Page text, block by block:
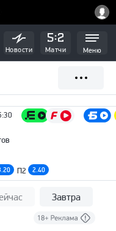
Новости Матчи Меню
П2 2.40
Завтра